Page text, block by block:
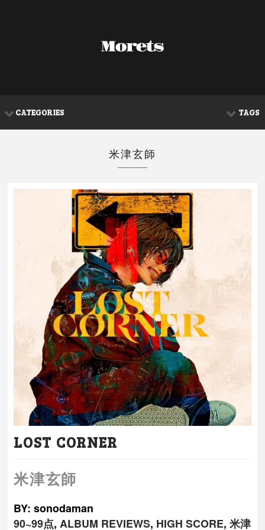
CATEGORIES TAGS
米津玄師
LOST CORNER
米津玄師
BY: sonodaman
90~99点,ALBUM REVIEWS, HIGH SCORE,米津